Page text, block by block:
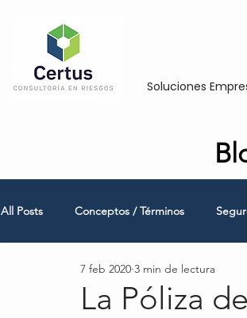
Soluciones
All Posts Conceptos / Términos
Empresas Medianas y Grandes
La Póliza
7 feb 2020 3 min de lectura